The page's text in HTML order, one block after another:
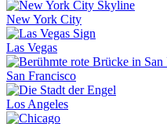
New York City
Las Vegas
San Francisco
Los Angeles